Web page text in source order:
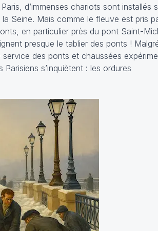
d’immenses chariots sont installés
Seine. Mais comme le fleuve est pris
en particulier près du pont Saint-
presque le tablier des ponts !
des ponts et chaussées
s’inquiètent : les ordures